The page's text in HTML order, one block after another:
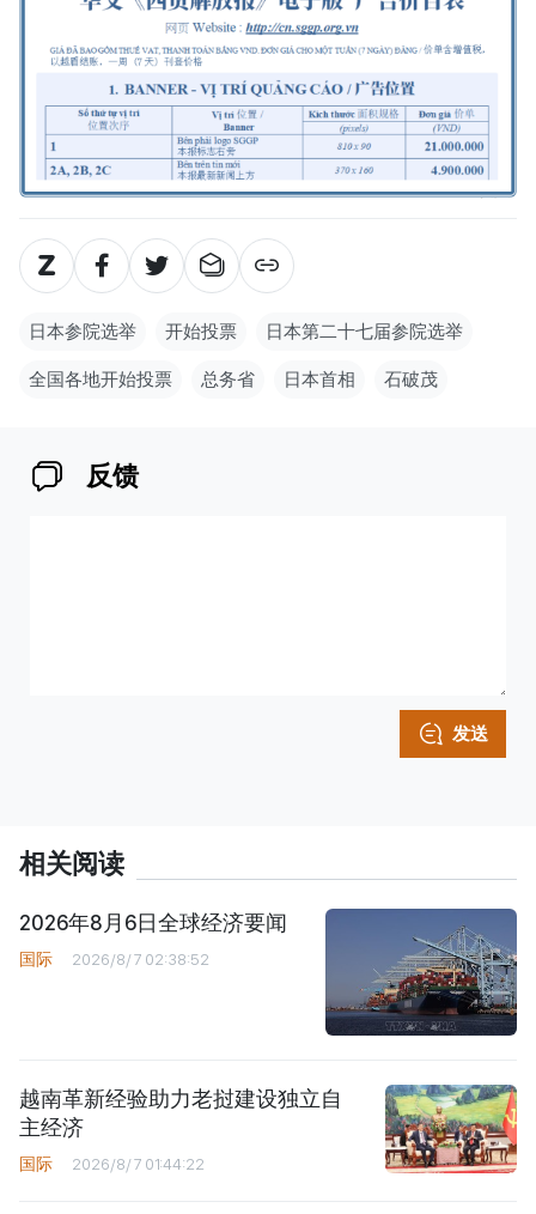
日本参院选举 开始投票 日本第二十七届参院选举
全国各地开始投票 总务省 日本首相 石破茂
反馈
发送
相关阅读
2026年8月6日全球经济要闻
国际 2026/8/7 02:38:52
越南革新经验助力老挝建设独立自
主经济
国际 2026/8/7 01:44:22